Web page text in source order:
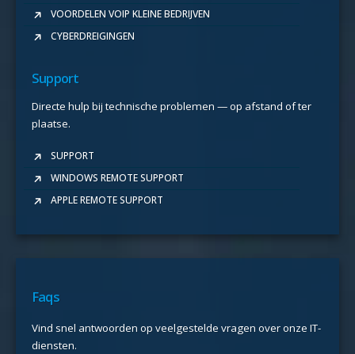
VOORDELEN VOIP KLEINE BEDRIJVEN
CYBERDREIGINGEN
Support
Directe hulp bij technische problemen — op afstand of ter
plaatse.
SUPPORT
WINDOWS REMOTE SUPPORT
APPLE REMOTE SUPPORT
Faqs
Vind snel antwoorden op veelgestelde vragen over onze IT-
diensten.